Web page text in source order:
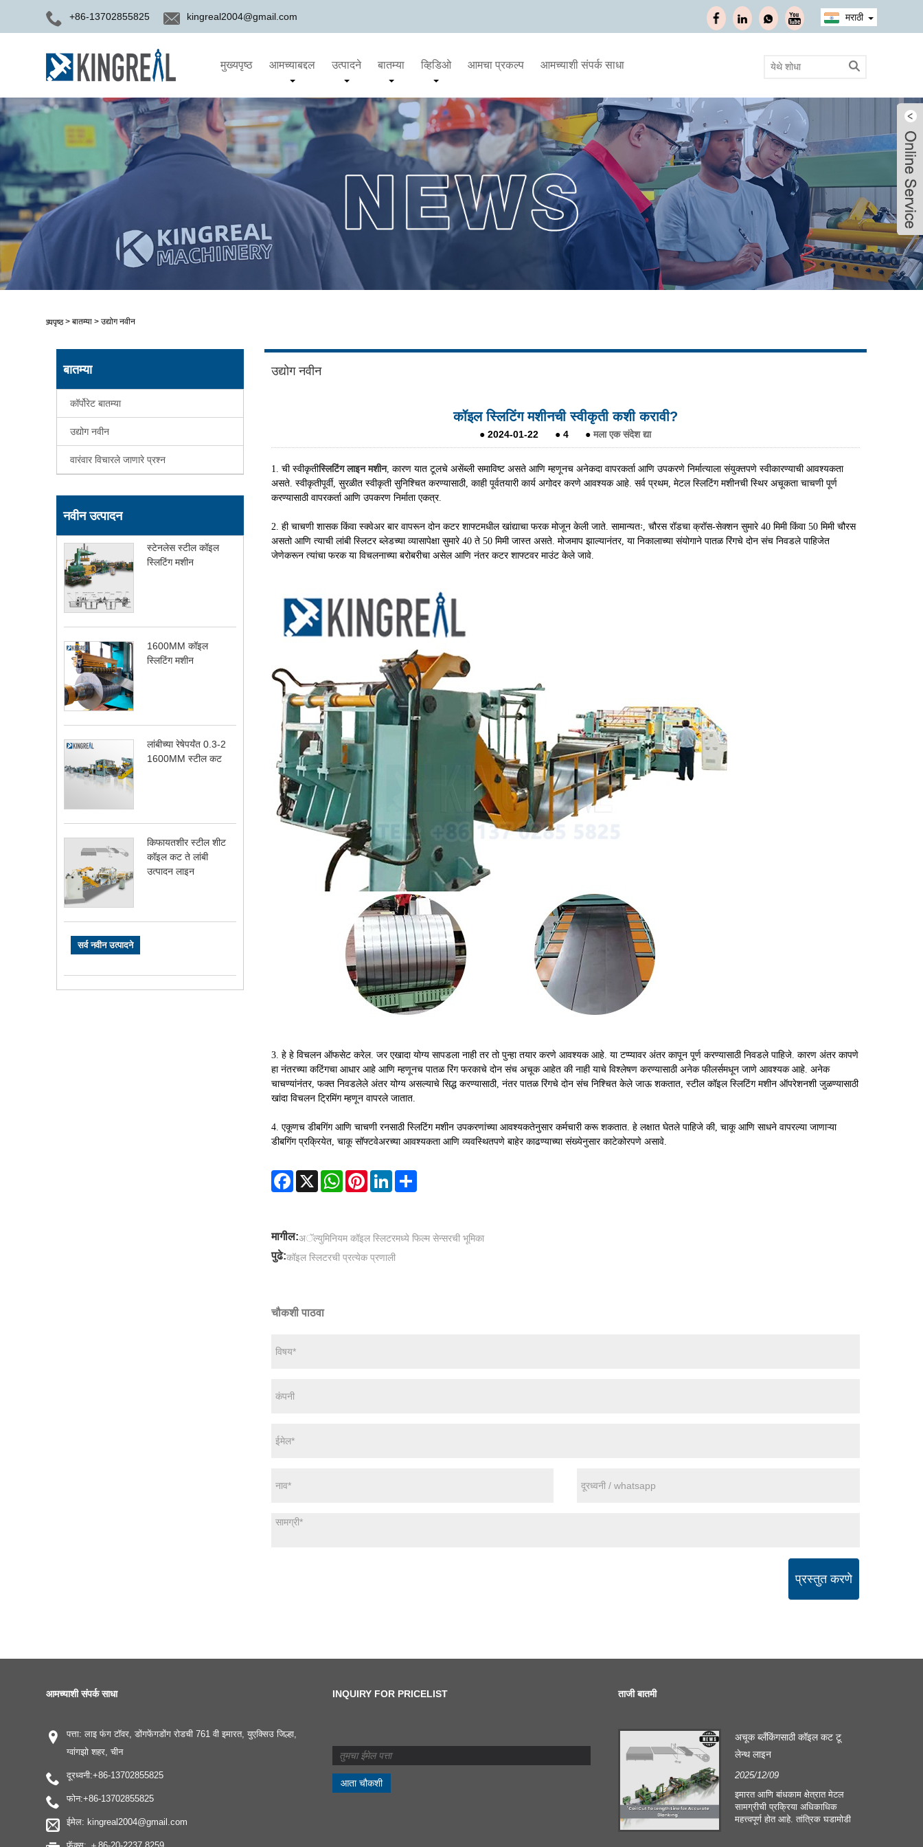
+86-13702855825 kingreal2004@gmail.com मराठी
मुख्यपृष्ठ आमच्याबद्दल उत्पादने बातम्या व्हिडिओ आमचा प्रकल्प आमच्याशी संपर्क साधा
मुख्यपृष्ठ > बातम्या > उद्योग नवीन
बातम्या
कॉर्पोरेट बातम्या
उद्योग नवीन
वारंवार विचारले जाणारे प्रश्न
नवीन उत्पादन
स्टेनलेस स्टील कॉइल
स्लिटिंग मशीन
1600MM कॉइल
स्लिटिंग मशीन
लांबीच्या रेषेपर्यंत 0.3-2
1600MM स्टील कट
किफायतशीर स्टील शीट
कॉइल कट ते लांबी
उत्पादन लाइन
सर्व नवीन उत्पादने
उद्योग नवीन
कॉइल स्लिटिंग मशीनची स्वीकृती कशी करावी?
●2024-01-22 ●4 ●मला एक संदेश द्या
1. ची स्वीकृतीस्लिटिंग लाइन मशीन, कारण यात टूलचे असेंब्ली समाविष्ट असते आणि म्हणूनच अनेकदा वापरकर्ता आणि उपकरणे निर्मात्याला संयुक्तपणे स्वीकारण्याची आवश्यकता
असते. स्वीकृतीपूर्वी, सुरळीत स्वीकृती सुनिश्चित करण्यासाठी, काही पूर्वतयारी कार्य अगोदर करणे आवश्यक आहे. सर्व प्रथम, मेटल स्लिटिंग मशीनची स्थिर अचूकता चाचणी पूर्ण
करण्यासाठी वापरकर्ता आणि उपकरण निर्माता एकत्र.
2. ही चाचणी शासक किंवा स्क्वेअर बार वापरून दोन कटर शाफ्टमधील खांद्याचा फरक मोजून केली जाते. सामान्यतः, चौरस रॉडचा क्रॉस-सेक्शन सुमारे 40 मिमी किंवा 50 मिमी चौरस
असतो आणि त्याची लांबी स्लिटर ब्लेडच्या व्यासापेक्षा सुमारे 40 ते 50 मिमी जास्त असते. मोजमाप झाल्यानंतर, या निकालाच्या संयोगाने पातळ रिंगचे दोन संच निवडले पाहिजेत
जेणेकरून त्यांचा फरक या विचलनाच्या बरोबरीचा असेल आणि नंतर कटर शाफ्टवर माउंट केले जावे.
3. हे हे विचलन ऑफसेट करेल. जर एखादा योग्य सापडला नाही तर तो पुन्हा तयार करणे आवश्यक आहे. या टप्प्यावर अंतर कापून पूर्ण करण्यासाठी निवडले पाहिजे. कारण अंतर कापणे
हा नंतरच्या कटिंगचा आधार आहे आणि म्हणूनच पातळ रिंग फरकाचे दोन संच अचूक आहेत की नाही याचे विश्लेषण करण्यासाठी अनेक फीलर्समधून जाणे आवश्यक आहे. अनेक
चाचण्यांनंतर, फक्त निवडलेले अंतर योग्य असल्याचे सिद्ध करण्यासाठी, नंतर पातळ रिंगचे दोन संच निश्चित केले जाऊ शकतात, स्टील कॉइल स्लिटिंग मशीन ऑपरेशनशी जुळण्यासाठी
खांदा विचलन ट्रिमिंग म्हणून वापरले जातात.
4. एकूणच डीबगिंग आणि चाचणी रनसाठी स्लिटिंग मशीन उपकरणांच्या आवश्यकतेनुसार कर्मचारी करू शकतात. हे लक्षात घेतले पाहिजे की, चाकू आणि साधने वापरल्या जाणाऱ्या
डीबगिंग प्रक्रियेत, चाकू सॉफ्टवेअरच्या आवश्यकता आणि व्यवस्थितपणे बाहेर काढण्याच्या संख्येनुसार काटेकोरपणे असावे.
Facebook
X WhatsAppPinterestLinkedInShare
मागील:अॅल्युमिनियम कॉइल स्लिटरमध्ये फिल्म सेन्सरची भूमिका
पुढे:कॉइल स्लिटरची प्रत्येक प्रणाली
चौकशी पाठवा
प्रस्तुत करणे
आमच्याशी संपर्क साधा
पत्ता: लाइ फंग टॉवर, डोंगफेंगडोंग रोडची 761 वी इमारत, युएक्सिउ जिल्हा,
ग्वांगझो शहर, चीन
दूरध्वनी:+86-13702855825
फोन:+86-13702855825
ईमेल: kingreal2004@gmail.com
INQUIRY FOR PRICELIST ताजी बातमी
अचूक ब्लँकिंगसाठी कॉइल कट टू
लेन्थ लाइन
2025/12/09
इमारत आणि बांधकाम क्षेत्रात मेटल
सामग्रीची प्रक्रिया अधिकाधिक
महत्त्वपूर्ण होत आहे. तांत्रिक घडामोडी